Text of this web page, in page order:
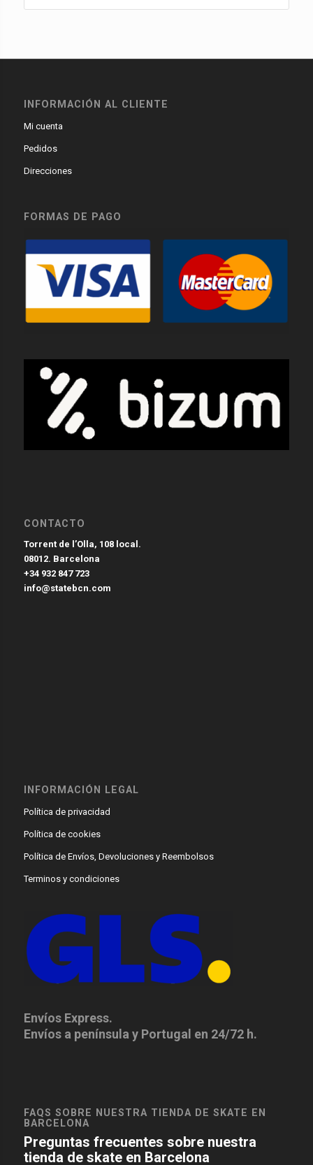
INFORMACIÓN AL CLIENTE
Mi cuenta
Pedidos
Direcciones
FORMAS DE PAGO
CONTACTO
Torrent de l’Olla, 108 local.
08012. Barcelona
+34 932 847 723
info@statebcn.com
INFORMACIÓN LEGAL
Política de privacidad
Política de cookies
Política de Envíos, Devoluciones y Reembolsos
Terminos y condiciones
Envíos Express.
Envíos a península y Portugal en 24/72 h.
FAQS SOBRE NUESTRA TIENDA DE SKATE EN
BARCELONA
Preguntas frecuentes sobre nuestra
tienda de skate en Barcelona